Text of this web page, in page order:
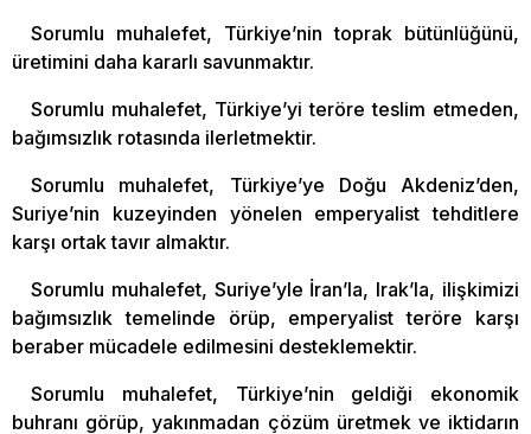
Sorumlu muhalefet, Türkiye’nin toprak bütünlüğünü,
üretimini daha kararlı savunmaktır.
Sorumlu muhalefet, Türkiye’yi teröre teslim etmeden,
bağımsızlık rotasında ilerletmektir.
Sorumlu muhalefet, Türkiye’ye Doğu Akdeniz’den,
Suriye’nin kuzeyinden yönelen emperyalist tehditlere
karşı ortak tavır almaktır.
Sorumlu muhalefet, Suriye’yle İran’la, Irak’la, ilişkimizi
bağımsızlık temelinde örüp, emperyalist teröre karşı
beraber mücadele edilmesini desteklemektir.
Sorumlu muhalefet, Türkiye’nin geldiği ekonomik
buhranı görüp, yakınmadan çözüm üretmek ve iktidarın